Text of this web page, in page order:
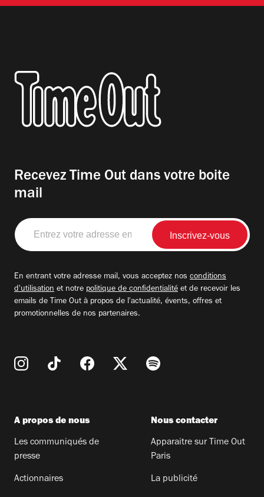
Recevez Time Out dans votre boite
mail
Entrez
votre
adresse
En entrant votre adresse mail, vous acceptez nos conditions
d'utilisation et notre politique de confidentialité et de recevoir les
emails de Time Out à propos de l'actualité, évents, offres et
promotionnelles de nos partenaires.
A propos de nous
Les communiqués de
presse
Actionnaires
Nous contacter
Apparaitre sur Time Out
Paris
La publicité